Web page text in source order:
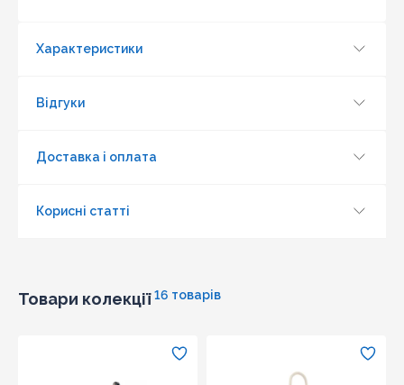
Характеристики
Відгуки
Доставка і оплата
Корисні статті
Товари колекції 16 товарів